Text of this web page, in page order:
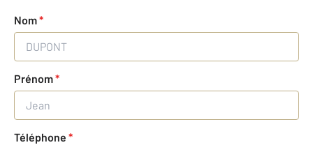
Nom*
Prénom*
Téléphone *